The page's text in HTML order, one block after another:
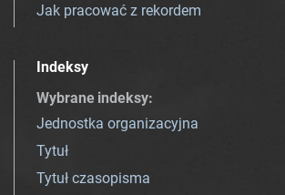
Jak pracować z rekordem
Indeksy
Wybrane indeksy:
Jednostka organizacyjna
Tytuł
Tytuł czasopisma